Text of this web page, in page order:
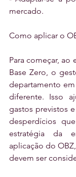
mercado.
Como aplicar o
Para começar, ao
Base Zero, o
departamento
diferente. Isso
gastos previstos
desperdícios
estratégia da
aplicação do
devem ser